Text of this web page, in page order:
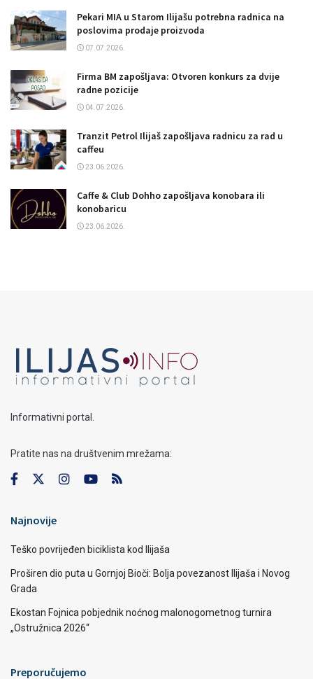
Pekari MIA u Starom Ilijašu potrebna radnica na
poslovima prodaje proizvoda
07.07.2026.
Firma BM zapošljava: Otvoren konkurs za dvije
radne pozicije
04.07.2026.
Tranzit Petrol Ilijaš zapošljava radnicu za rad u
caffeu
23.06.2026.
Caffe & Club Dohho zapošljava konobara ili
konobaricu
23.06.2026.
Informativni portal.
Pratite nas na društvenim mrežama:
Najnovije
Teško povrijeđen biciklista kod Ilijaša
Proširen dio puta u Gornjoj Bioči: Bolja povezanost Ilijaša i Novog
Grada
Ekostan Fojnica pobjednik noćnog malonogometnog turnira
„Ostružnica 2026“
Preporučujemo